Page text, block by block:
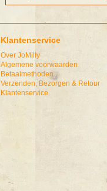
Klantenservice
Over JoMilly
Algemene voorwaarden
Betaalmethoden
Verzenden, Bezorgen & Retour
Klantenservice